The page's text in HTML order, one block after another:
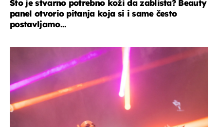
Što je stvarno potrebno koži da zablista? Beauty
panel otvorio pitanja koja si i same često
postavljamo...